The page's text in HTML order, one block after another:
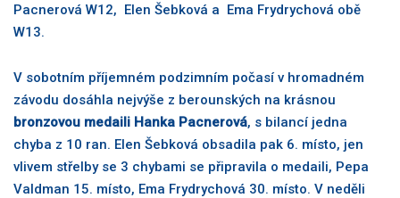
Pacnerová W12, Elen Šebková a Ema Frydrychová obě
W13.
V sobotním příjemném podzimním počasí v hromadném
závodu dosáhla nejvýše z berounských na krásnou
bronzovou medaili Hanka Pacnerová, s bilancí jedna
chyba z 10 ran. Elen Šebková obsadila pak 6. místo, jen
vlivem střelby se 3 chybami se připravila o medaili, Pepa
Valdman 15. místo, Ema Frydrychová 30. místo. V neděli